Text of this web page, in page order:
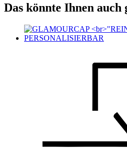
Das könnte Ihnen auch